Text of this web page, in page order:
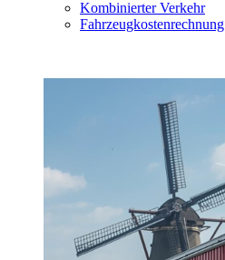
Kombinierter Verkehr
Fahrzeugkostenrechnung